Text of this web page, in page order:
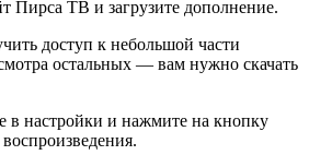
Пирса ТВ и загрузите дополнение.
доступ к небольшой части
остальных — вам нужно скачать
в настройки и нажмите на кнопку